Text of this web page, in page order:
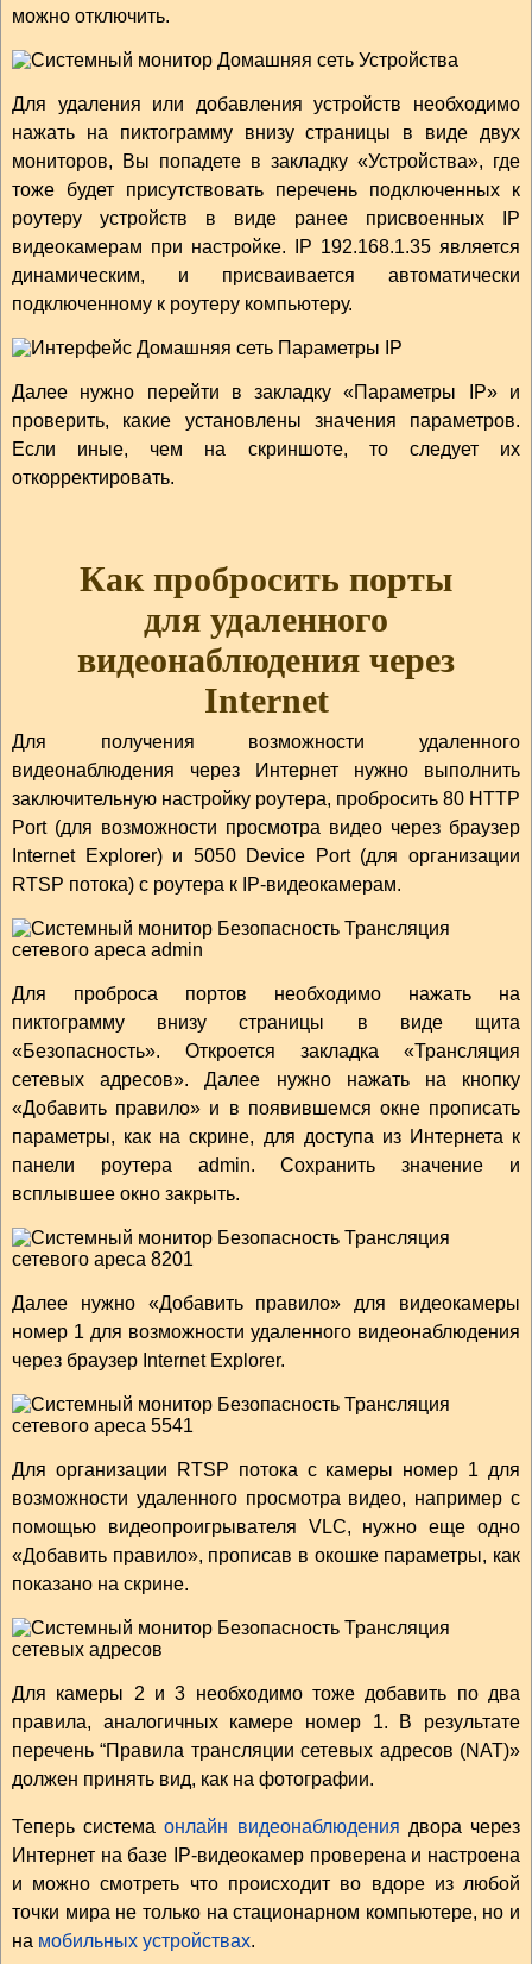
можно отключить.
Для удаления или добавления устройств необходимо
нажать на пиктограмму внизу страницы в виде двух
мониторов, Вы попадете в закладку «Устройства», где
тоже будет присутствовать перечень подключенных к
роутеру устройств в виде ранее присвоенных IP
видеокамерам при настройке. IP 192.168.1.35 является
динамическим, и присваивается автоматически
подключенному к роутеру компьютеру.
Далее нужно перейти в закладку «Параметры IP» и
проверить, какие установлены значения параметров.
Если иные, чем на скриншоте, то следует их
откорректировать.
Как пробросить порты
для удаленного
видеонаблюдения через
Internet
Для получения возможности удаленного
видеонаблюдения через Интернет нужно выполнить
заключительную настройку роутера, пробросить 80 HTTP
Port (для возможности просмотра видео через браузер
Internet Explorer) и 5050 Device Port (для организации
RTSP потока) с роутера к IP-видеокамерам.
Для проброса портов необходимо нажать на
пиктограмму внизу страницы в виде щита
«Безопасность». Откроется закладка «Трансляция
сетевых адресов». Далее нужно нажать на кнопку
«Добавить правило» и в появившемся окне прописать
параметры, как на скрине, для доступа из Интернета к
панели роутера admin. Сохранить значение и
всплывшее окно закрыть.
Далее нужно «Добавить правило» для видеокамеры
номер 1 для возможности удаленного видеонаблюдения
через браузер Internet Explorer.
Для организации RTSP потока с камеры номер 1 для
возможности удаленного просмотра видео, например с
помощью видеопроигрывателя VLC, нужно еще одно
«Добавить правило», прописав в окошке параметры, как
показано на скрине.
Для камеры 2 и 3 необходимо тоже добавить по два
правила, аналогичных камере номер 1. В результате
перечень “Правила трансляции сетевых адресов (NAT)»
должен принять вид, как на фотографии.
Теперь системаонлайн видеонаблюдения двора через
Интернет на базе IP-видеокамер проверена и настроена
и можно смотреть что происходит во вдоре из любой
точки мира не только на стационарном компьютере, но и
на мобильных устройствах.